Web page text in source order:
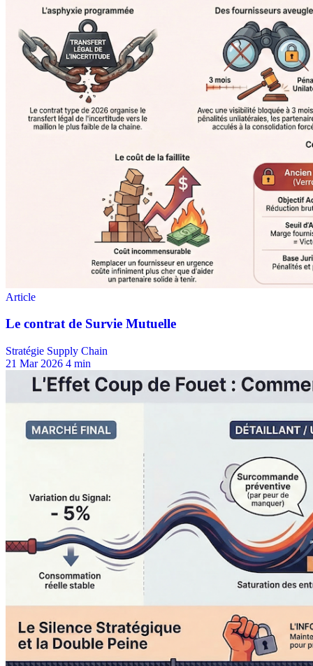
Stratégie Supply Chain
21 Mar 2026 4 min